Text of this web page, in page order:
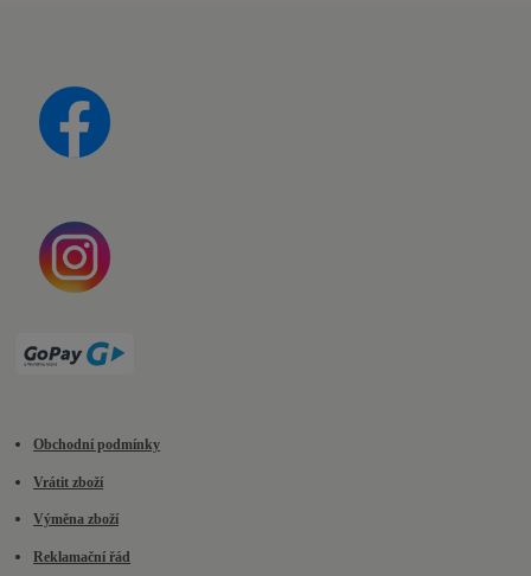
Obchodní podmínky
Vrátit zboží
Výměna zboží
Reklamační řád